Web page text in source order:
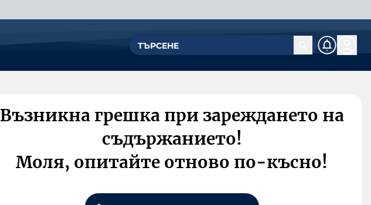
Възникна грешка при зареждането на
съдържанието!
Моля, опитайте отново по-късно!